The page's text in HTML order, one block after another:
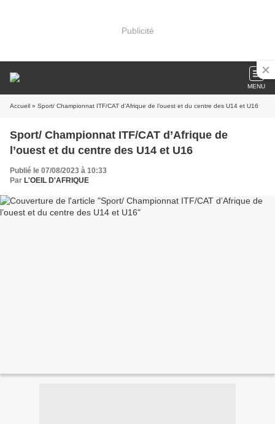
Publicité
MENU
Accueil » Sport/ Championnat ITF/CAT d’Afrique de l’ouest et du centre des U14 et U16
Sport/ Championnat ITF/CAT d’Afrique de
l’ouest et du centre des U14 et U16
Publié le 07/08/2023 à 10:33
Par L'OEIL D'AFRIQUE